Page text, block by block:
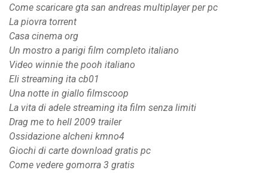
Come scaricare gta san andreas multiplayer per pc
La piovra torrent
Casa cinema org
Un mostro a parigi film completo italiano
Video winnie the pooh italiano
Eli streaming ita cb01
Una notte in giallo filmscoop
La vita di adele streaming ita film senza limiti
Drag me to hell 2009 trailer
Ossidazione alcheni kmno4
Giochi di carte download gratis pc
Come vedere gomorra 3 gratis